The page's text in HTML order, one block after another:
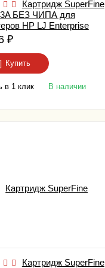
Картридж SuperFine
БЕЗ ЧИПА для
HP LJ Enterprise
555/ 578 Magenta 4.5K
₽
Купить
в 1 клик В наличии
Картридж SuperFine